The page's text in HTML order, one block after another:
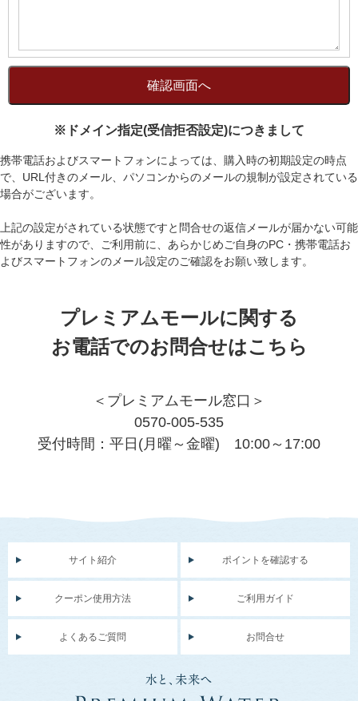
※ドメイン指定(受信拒否設定)につきまして
携帯電話およびスマートフォンによっては、購入時の初期設定の時点
で、URL付きのメール、パソコンからのメールの規制が設定されている
場合がございます。
上記の設定がされている状態ですと問合せの返信メールが届かない可能
性がありますので、ご利用前に、あらかじめご自身のPC・携帯電話お
よびスマートフォンのメール設定のご確認をお願い致します。
プレミアムモールに関する
お電話でのお問合せはこちら
＜プレミアムモール窓口＞
0570-005-535
受付時間：平日(月曜～金曜) 10:00～17:00
サイト紹介 ポイントを確認する
クーポン使用方法 ご利用ガイド
よくあるご質問 お問合せ